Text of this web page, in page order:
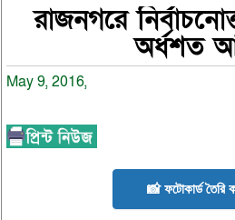
রাজনগরে
অর্ধশত
May 9, 2016,
📸 ফটোকার্ড তৈরি